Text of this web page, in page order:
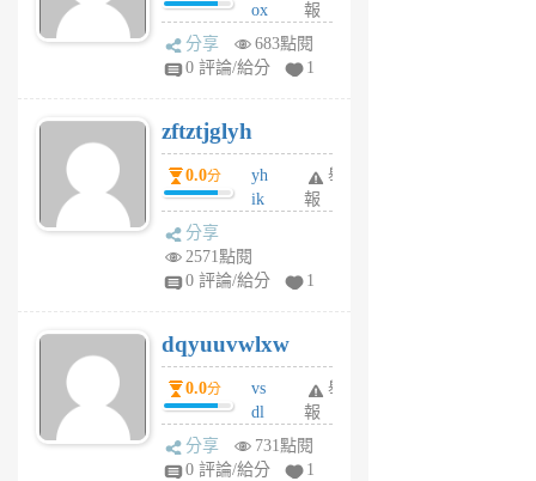
前
ox
rh
pe
月
前
報
分享
683點閱
0 評論/給分
1
zftztjglyh
0.0分
yh
ik
tu
6
個
月
前
舉
報
分享
2571點閱
0 評論/給分
1
dqyuuvwlxw
0.0分
vs
dl
sq
fy
舉
報
分享
731點閱
0 評論/給分
1